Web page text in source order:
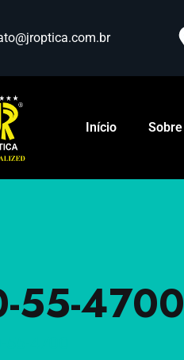
Início Sobre
55-4700